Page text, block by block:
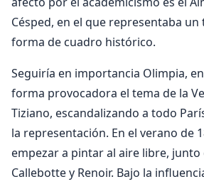
Césped, en el que representaba
forma de cuadro histórico.
Seguiría en importancia Olimpia,
forma provocadora el tema de la
Tiziano, escandalizando a todo
la representación. En el verano de
empezar a pintar al aire libre, junto
Callebotte y Renoir. Bajo la